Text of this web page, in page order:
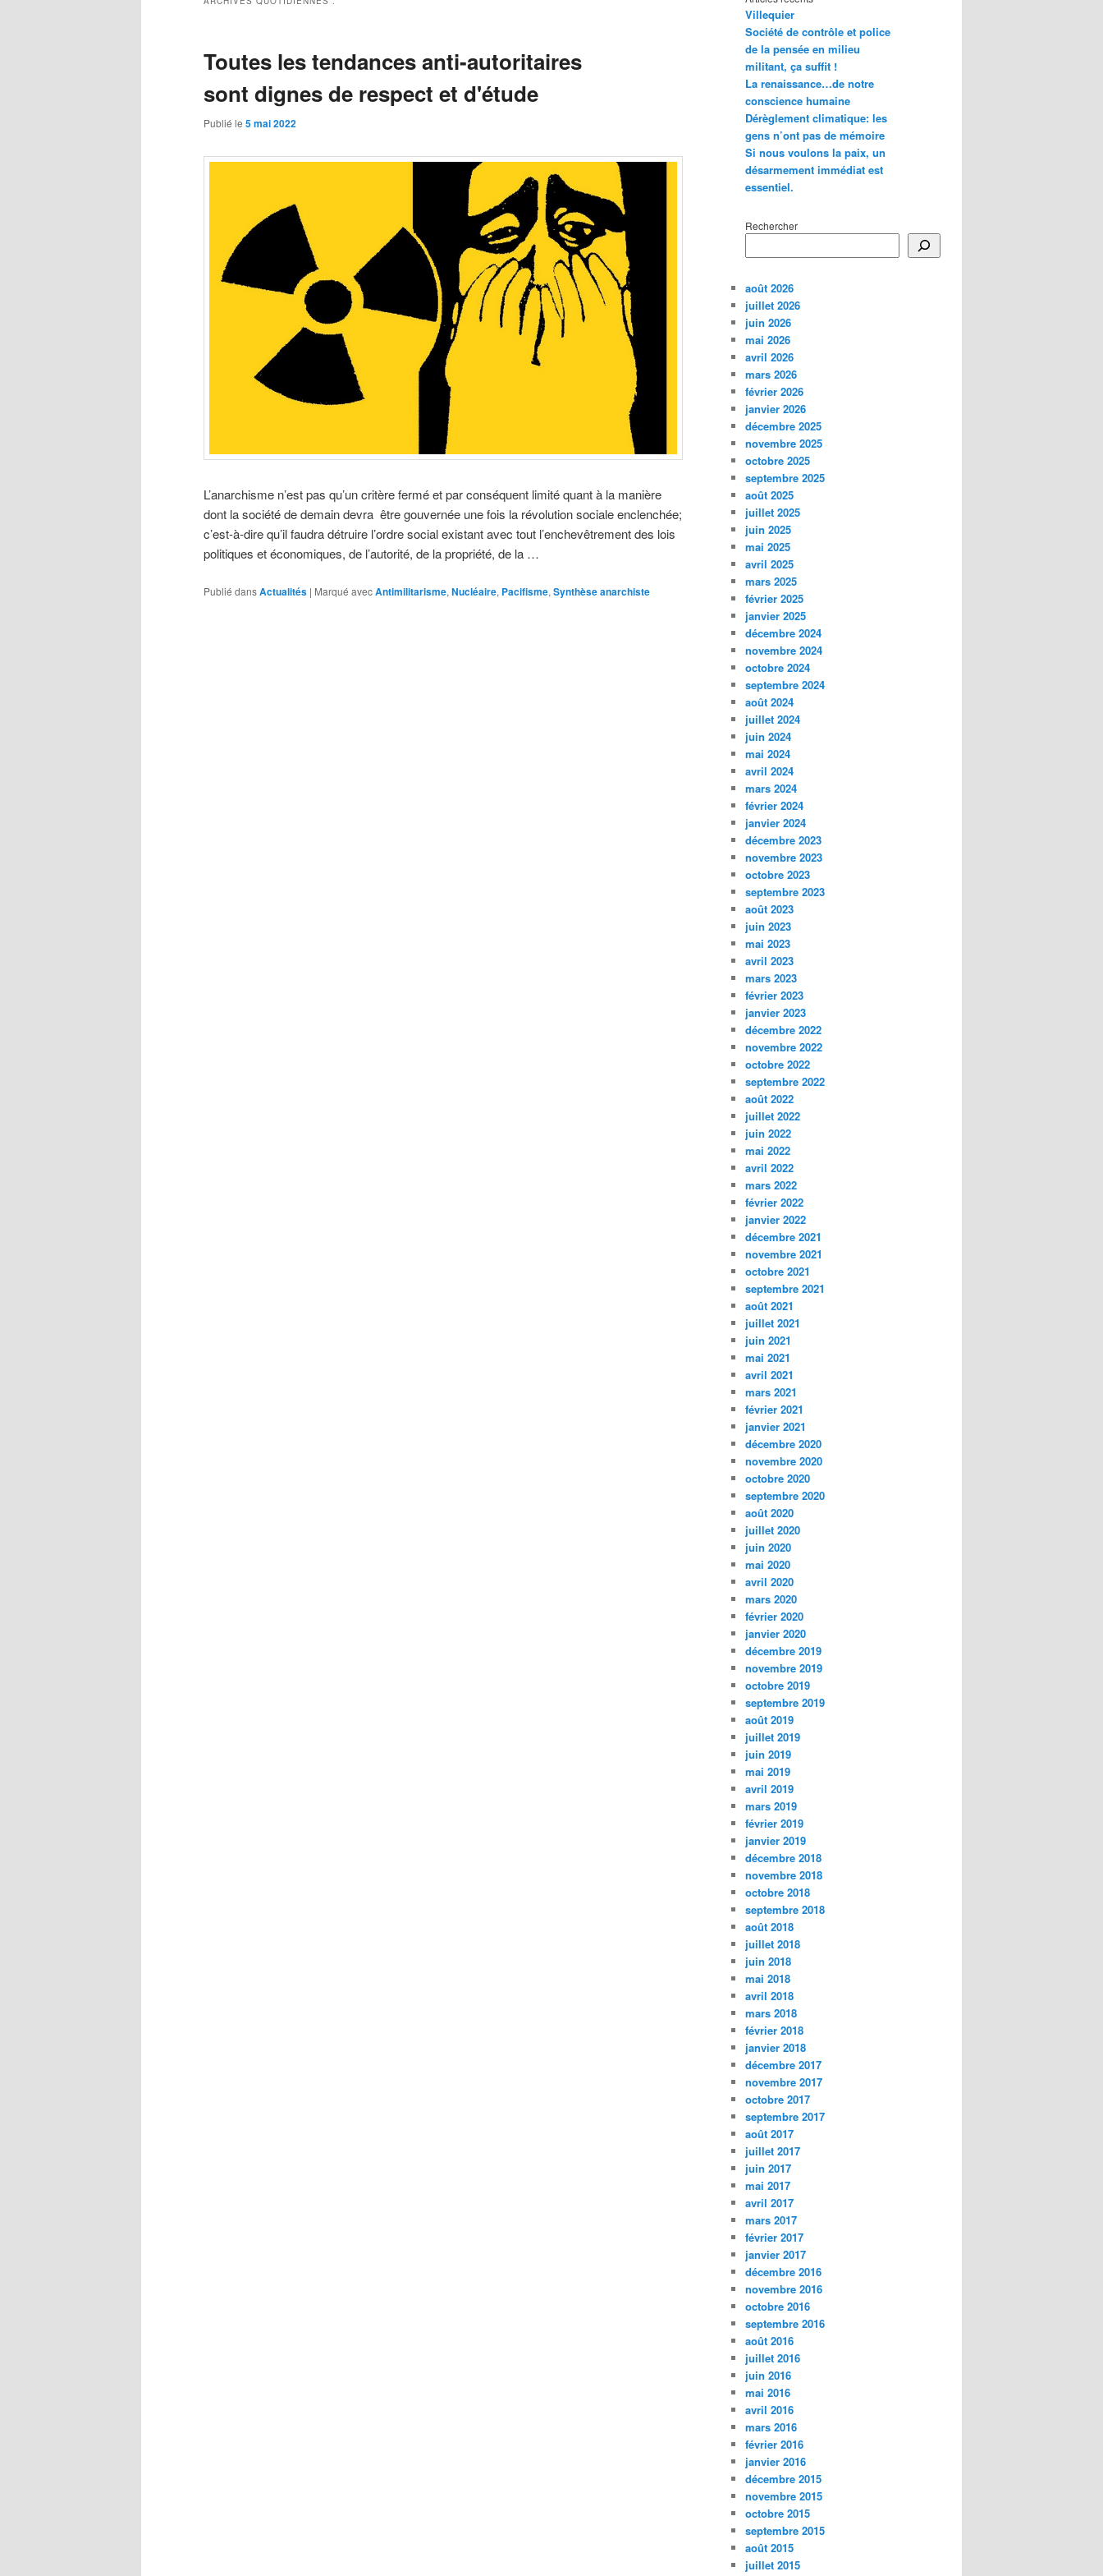
Toutes les tendances anti-autoritaires
sont dignes de respect et d'étude
Publié le 5 mai 2022
L’anarchisme n’est pas qu’un critère fermé et par conséquent limité quant à la manière
dont la société de demain devra être gouvernée une fois la révolution sociale enclenchée;
c’est-à-dire qu’il faudra détruire l’ordre social existant avec tout l’enchevêtrement des lois
politiques et économiques, de l’autorité, de la propriété, de la …
Publié dansActualités | Marqué avecAntimilitarisme, Nucléaire, Pacifisme, Synthèse anarchiste
Villequier
Société de contrôle et police
de la pensée en milieu
militant, ça suffit !
La renaissance…de notre
conscience humaine
Dérèglement climatique: les
gens n’ont pas de mémoire
Si nous voulons la paix, un
désarmement immédiat est
essentiel.
Rechercher
août 2026
juillet 2026
juin 2026
mai 2026
avril 2026
mars 2026
février 2026
janvier 2026
décembre 2025
novembre 2025
octobre 2025
septembre 2025
août 2025
juillet 2025
juin 2025
mai 2025
avril 2025
mars 2025
février 2025
janvier 2025
décembre 2024
novembre 2024
octobre 2024
septembre 2024
août 2024
juillet 2024
juin 2024
mai 2024
avril 2024
mars 2024
février 2024
janvier 2024
décembre 2023
novembre 2023
octobre 2023
septembre 2023
août 2023
juin 2023
mai 2023
avril 2023
mars 2023
février 2023
janvier 2023
décembre 2022
novembre 2022
octobre 2022
septembre 2022
août 2022
juillet 2022
juin 2022
mai 2022
avril 2022
mars 2022
février 2022
janvier 2022
décembre 2021
novembre 2021
octobre 2021
septembre 2021
août 2021
juillet 2021
juin 2021
mai 2021
avril 2021
mars 2021
février 2021
janvier 2021
décembre 2020
novembre 2020
octobre 2020
septembre 2020
août 2020
juillet 2020
juin 2020
mai 2020
avril 2020
mars 2020
février 2020
janvier 2020
décembre 2019
novembre 2019
octobre 2019
septembre 2019
août 2019
juillet 2019
juin 2019
mai 2019
avril 2019
mars 2019
février 2019
janvier 2019
décembre 2018
novembre 2018
octobre 2018
septembre 2018
août 2018
juillet 2018
juin 2018
mai 2018
avril 2018
mars 2018
février 2018
janvier 2018
décembre 2017
novembre 2017
octobre 2017
septembre 2017
août 2017
juillet 2017
juin 2017
mai 2017
avril 2017
mars 2017
février 2017
janvier 2017
décembre 2016
novembre 2016
octobre 2016
septembre 2016
août 2016
juillet 2016
juin 2016
mai 2016
avril 2016
mars 2016
février 2016
janvier 2016
décembre 2015
novembre 2015
octobre 2015
septembre 2015
août 2015
juillet 2015